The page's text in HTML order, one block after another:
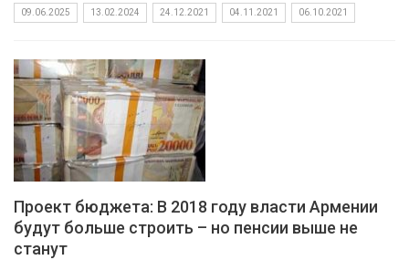
09.06.2025 13.02.2024 24.12.2021 04.11.2021 06.10.2021
Проект бюджета: В 2018 году власти Армении
будут больше строить – но пенсии выше не
станут